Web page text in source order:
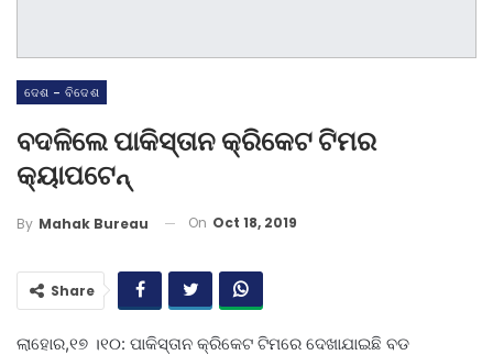
ଦେଶ - ବିଦେଶ
ବଦଳିଲେ ପାକିସ୍ତାନ କ୍ରିକେଟ ଟିମର
କ୍ୟାପଟେନ୍
By Mahak Bureau On Oct 18, 2019
Share
ଲାହୋର,୧୭ ।୧୦: ପାକିସ୍ତାନ କ୍ରିକେଟ ଟିମରେ ଦେଖାଯାଇଛି ବଡ